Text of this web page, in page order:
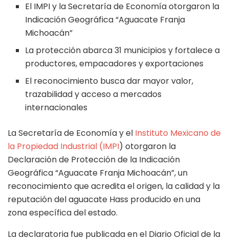
El IMPI y la Secretaría de Economía otorgaron la
Indicación Geográfica “Aguacate Franja
Michoacán”
La protección abarca 31 municipios y fortalece a
productores, empacadores y exportaciones
El reconocimiento busca dar mayor valor,
trazabilidad y acceso a mercados
internacionales
La Secretaría de Economía y el Instituto Mexicano de
la Propiedad Industrial (IMPI) otorgaron la
Declaración de Protección de la Indicación
Geográfica “Aguacate Franja Michoacán”, un
reconocimiento que acredita el origen, la calidad y la
reputación del aguacate Hass producido en una
zona específica del estado.
La declaratoria fue publicada en el Diario Oficial de la